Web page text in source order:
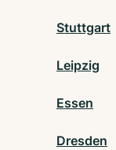
Stuttgart
Leipzig
Essen
Dresden